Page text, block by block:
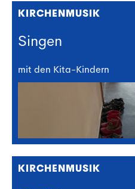
KIRCHENMUSIK
Singen
mit den Kita-Kindern
KIRCHENMUSIK